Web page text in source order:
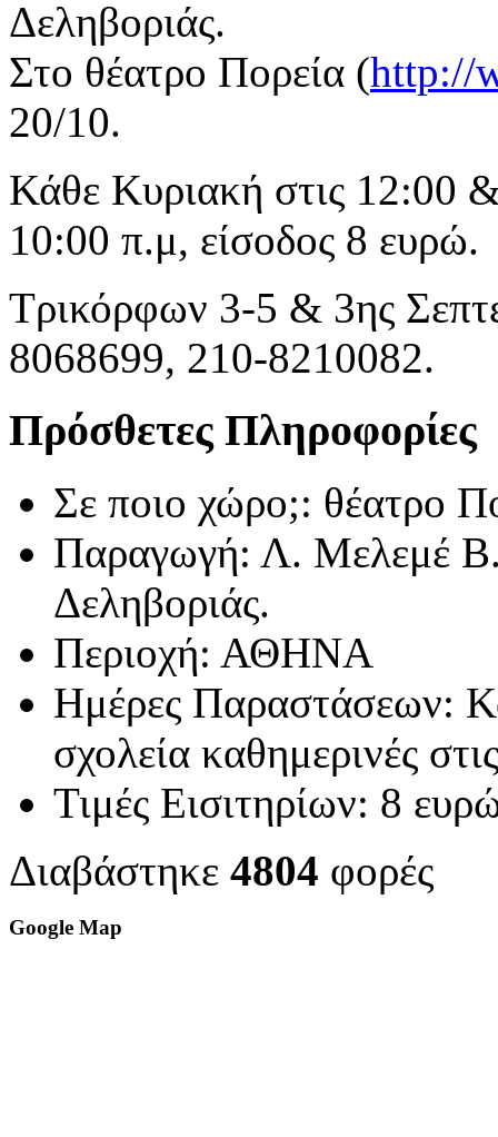
Δεληβοριάς.
Στο θέατρο Πορεία (http://
20/10.
Κάθε Κυριακή στις 12:00 &
10:00 π.μ, είσοδος 8 ευρώ.
Τρικόρφων 3-5 & 3ης
8068699, 210-8210082.
Πρόσθετες Πληροφορίες
Σε ποιο χώρο;: θέατρο
Παραγωγή: Λ. Μελεμέ
Δεληβοριάς.
Περιοχή: ΑΘΗΝΑ
Ημέρες Παραστάσεων:
σχολεία καθημερινές
Τιμές Εισιτηρίων: 8
Διαβάστηκε 4804 φορές
Google Map